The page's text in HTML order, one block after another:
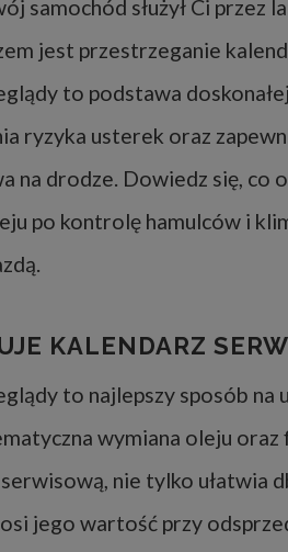
samochód służył Ci przez
jest przestrzeganie
to podstawa
ryzyka usterek oraz
na drodze. Dowiedz się, co
po kontrolę hamulców i
KALENDARZ
to najlepszy sposób na
wymiana oleju
nie tylko ułatwia
jego wartość przy